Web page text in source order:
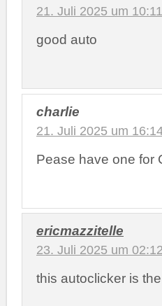
21. Juli 2025 um
good auto
charlie
21. Juli 2025 um
Pease have one for
ericmazzitelle
23. Juli 2025 um
this autoclicker is